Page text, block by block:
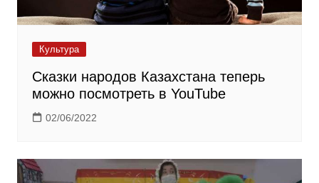
Культура
Сказки народов Казахстана теперь
можно посмотреть в YouTube
02/06/2022